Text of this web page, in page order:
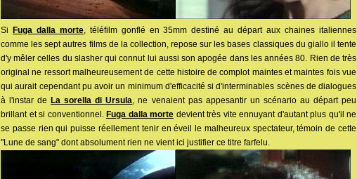
Si Fuga dalla morte, téléfilm gonflé en 35mm destiné au départ aux chaines italiennes
comme les sept autres films de la collection, repose sur les bases classiques du giallo il tente
d'y mêler celles du slasher qui connut lui aussi son apogée dans les années 80. Rien de très
original ne ressort malheureusement de cette histoire de complot maintes et maintes fois vue
qui aurait cependant pu avoir un minimum d'efficacité si d'interminables scènes de dialogues
à l'instar de La sorella di Ursula, ne venaient pas appesantir un scénario au départ peu
brillant et si conventionnel. Fuga dalla morte devient très vite ennuyant d'autant plus qu'il ne
se passe rien qui puisse réellement tenir en éveil le malheureux spectateur, témoin de cette
"Lune de sang" dont absolument rien ne vient ici justifier ce titre farfelu.